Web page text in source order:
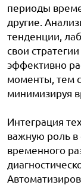
периоды
другие.
тенденции,
свои
эффективно
моменты, тем
минимизируя
Интеграция
важную роль в
временного